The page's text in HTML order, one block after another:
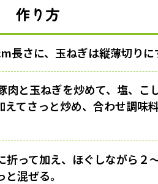
作り方
長さに、玉ねぎは縦薄切りに
と玉ねぎを炒めて、塩、こ
えてさっと炒め、合わせ調味
って加え、ほぐしながら２
混ぜる。